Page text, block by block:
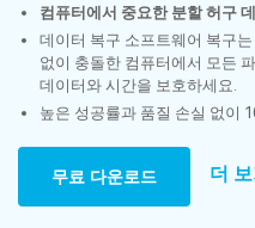
뉴스룸
플랜 및 가격
선도적인 데이터 복구
Recoverit - Mac
미디어 복구하기
문서 복구하기
디바이스 복구하기
복구 Tips
외장 저장장치 복구
리커버릿 개요
드라이브에서 복구
삭제된 미디어 복구
가이드
컴퓨터에서 중요한 분할 허구
데이터 복구 소프트웨어 복구
없이 충돌한 컴퓨터에서 모든
데이터와 시간을 보호하세요.
높은 성공률과 품질 손실 없이
무료 다운로드 더